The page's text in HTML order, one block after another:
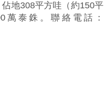
地308平方哇（約150平
泰銖。聯絡電話：